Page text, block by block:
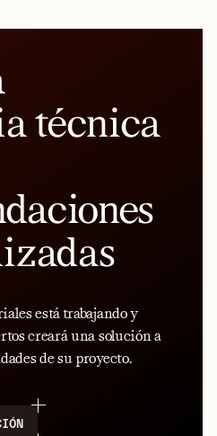
técnica
está trabajando y
creará una solución a
de su proyecto.